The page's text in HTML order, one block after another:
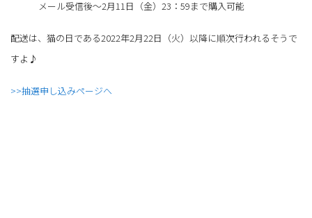
メール受信後～2月11日（金）23：59まで購入可能
配送は、猫の日である2022年2月22日（火）以降に順次行われるそうで
すよ♪
>>抽選申し込みページへ